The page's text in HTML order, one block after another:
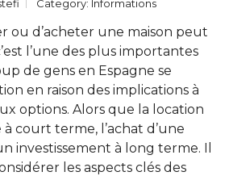
Category: Informations
ou d’acheter une maison peut
l’une des plus importantes
de gens en Espagne se
en raison des implications à
options. Alors que la location
court terme, l’achat d’une
investissement à long terme. Il
les aspects clés des